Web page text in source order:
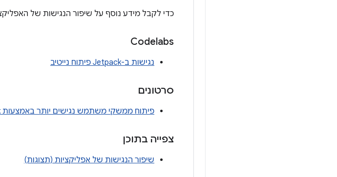
כדי לקבל מידע נוסף על שיפור הנגישות של
Codelabs
נגישות ב-Jetpack פיתוח נייטיב
סרטונים
פיתוח ממשקי משתמש נגישים יותר באמצעות Jetpack פיתוח נייטיב
צפייה בתוכן
שיפור הנגישות של אפליקציות (תצוגות)